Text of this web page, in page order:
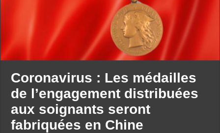
Coronavirus : Les médailles
de l’engagement distribuées
aux soignants seront
fabriquées en Chine